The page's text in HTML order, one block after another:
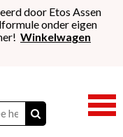
door Etos Assen
onder eigen
Winkelwagen